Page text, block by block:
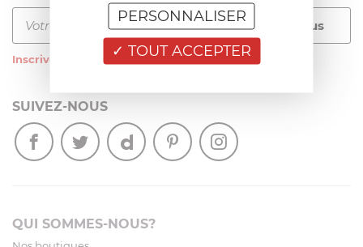
Inscrivez-vous à notre newsletter
SUIVEZ-NOUS
QUI SOMMES-NOUS?
TOUT ACCEPTER
PERSONNALISER